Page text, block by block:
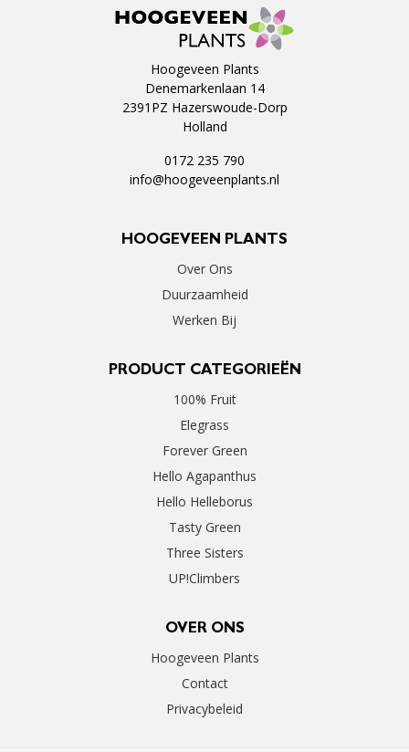
Hoogeveen Plants
Denemarkenlaan 14
2391PZ Hazerswoude-Dorp
Holland
0172 235 790
info@hoogeveenplants.nl
HOOGEVEEN PLANTS
Over Ons
Duurzaamheid
Werken Bij
PRODUCT CATEGORIEËN
100% Fruit
Elegrass
Forever Green
Hello Agapanthus
Hello Helleborus
Tasty Green
Three Sisters
UP!Climbers
OVER ONS
Hoogeveen Plants
Contact
Privacybeleid